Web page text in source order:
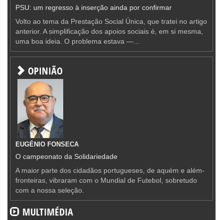
PSU: um regresso à inserção ainda por confirmar
Volto ao tema da Prestação Social Única, que tratei no artigo
anterior. A simplificação dos apoios sociais é, em si mesma,
uma boa ideia. O problema estava —...
OPINIÃO
EUGÉNIO FONSECA
O campeonato da Solidariedade
A maior parte dos cidadãos portugueses, de aquém e além-
fronteiras, vibraram com o Mundial de Futebol, sobretudo
com a nossa seleção.
MULTIMÉDIA